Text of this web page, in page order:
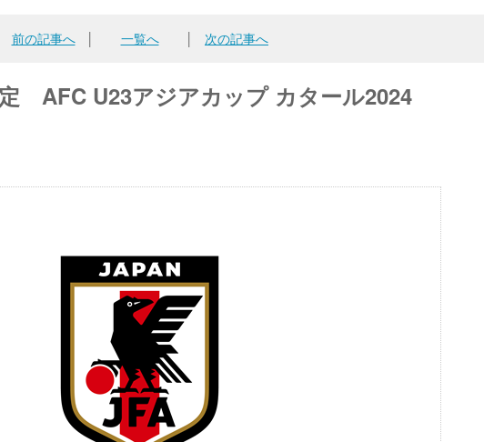
前の記事へ│ 一覧へ 次の記事へ
AFC U23アジアカップ カタール2024